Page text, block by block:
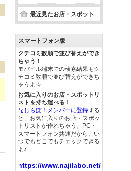
最近見たお店・スポット
スマートフォン版
クチコミ数順で並び替えができ
ちゃう！
モバイル端末での検索結果もク
チコミ数順で並び替えができち
ゃうよ☆
お気に入りのお店・スポットリ
ストを持ち運べる！
なじらぼ！メンバーに登録する
と、お気に入りのお店・スポッ
トリストが作れちゃう。PC・
スマートフォン共通だから、い
つでもどこでもチェックできる
よ♪
https://www.najilabo.net/